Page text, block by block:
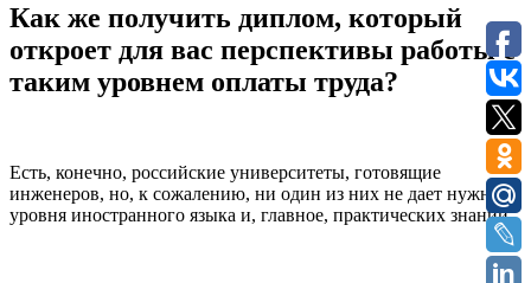
Как же получить диплом, который
откроет для вас перспективы работы с
таким уровнем оплаты труда?
Есть, конечно, российские университеты, готовящие
инженеров, но, к сожалению, ни один из них не дает нужного
уровня иностранного языка и, главное, практических знаний.